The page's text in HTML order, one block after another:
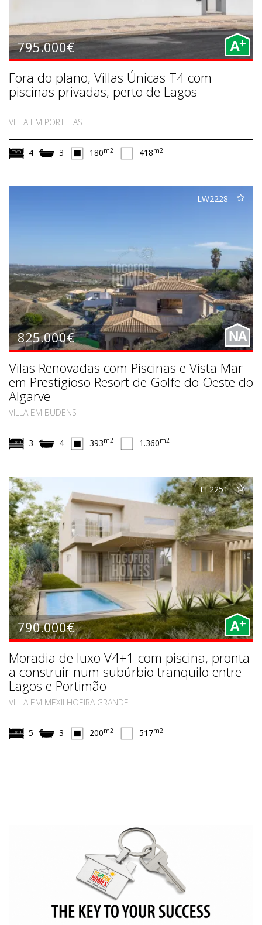
795.000€ A+
Fora do plano, Villas Únicas T4 com
piscinas privadas, perto de Lagos
VILLA EM PORTELAS
4 3 180m2 418m2
LW2228
825.000€ NA
Vilas Renovadas com Piscinas e Vista Mar
em Prestigioso Resort de Golfe do Oeste do
Algarve
VILLA EM BUDENS
3 4 393m2 1.360m2
LE2251
790.000€ A+
Moradia de luxo V4+1 com piscina, pronta
a construir num subúrbio tranquilo entre
Lagos e Portimão
VILLA EM MEXILHOEIRA GRANDE
5 3 200m2 517m2